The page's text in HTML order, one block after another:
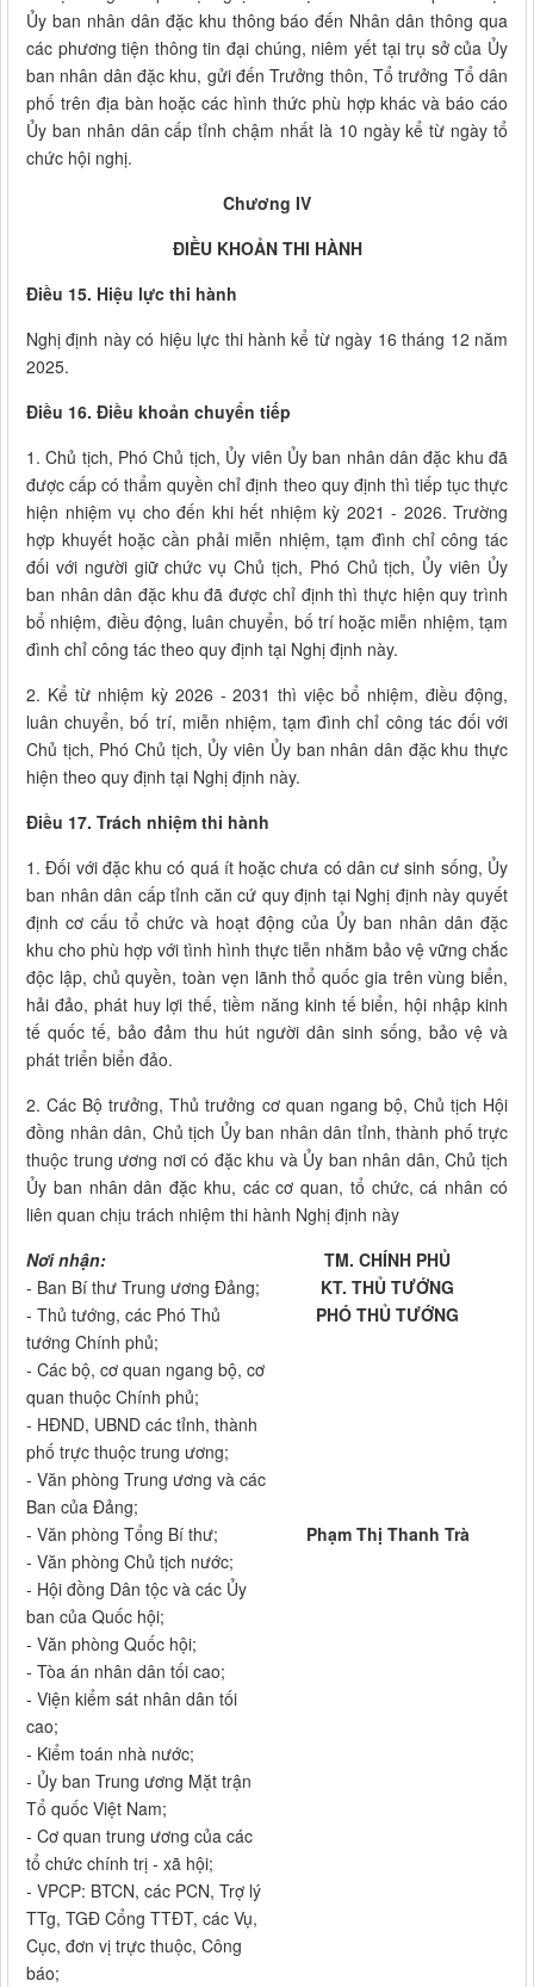
Ủy ban nhân dân đặc khu thông báo đến Nhân dân thông qua
các phương tiện thông tin đại chúng, niêm yết tại trụ sở của Ủy
ban nhân dân đặc khu, gửi đến Trưởng thôn, Tổ trưởng Tổ dân
phố trên địa bàn hoặc các hình thức phù hợp khác và báo cáo
Ủy ban nhân dân cấp tỉnh chậm nhất là 10 ngày kể từ ngày tổ
chức hội nghị.
Chương IV
ĐIỀU KHOẢN THI HÀNH
Điều 15. Hiệu lực thi hành
Nghị định này có hiệu lực thi hành kể từ ngày 16 tháng 12 năm
2025.
Điều 16. Điều khoản chuyển tiếp
1. Chủ tịch, Phó Chủ tịch, Ủy viên Ủy ban nhân dân đặc khu đã
được cấp có thẩm quyền chỉ định theo quy định thì tiếp tục thực
hiện nhiệm vụ cho đến khi hết nhiệm kỳ 2021 - 2026. Trường
hợp khuyết hoặc cần phải miễn nhiệm, tạm đình chỉ công tác
đối với người giữ chức vụ Chủ tịch, Phó Chủ tịch, Ủy viên Ủy
ban nhân dân đặc khu đã được chỉ định thì thực hiện quy trình
bổ nhiệm, điều động, luân chuyển, bố trí hoặc miễn nhiệm, tạm
đình chỉ công tác theo quy định tại Nghị định này.
2. Kể từ nhiệm kỳ 2026 - 2031 thì việc bổ nhiệm, điều động,
luân chuyển, bố trí, miễn nhiệm, tạm đình chỉ công tác đối với
Chủ tịch, Phó Chủ tịch, Ủy viên Ủy ban nhân dân đặc khu thực
hiện theo quy định tại Nghị định này.
Điều 17. Trách nhiệm thi hành
1. Đối với đặc khu có quá ít hoặc chưa có dân cư sinh sống, Ủy
ban nhân dân cấp tỉnh căn cứ quy định tại Nghị định này quyết
định cơ cấu tổ chức và hoạt động của Ủy ban nhân dân đặc
khu cho phù hợp với tình hình thực tiễn nhằm bảo vệ vững chắc
độc lập, chủ quyền, toàn vẹn lãnh thổ quốc gia trên vùng biển,
hải đảo, phát huy lợi thế, tiềm năng kinh tế biển, hội nhập kinh
tế quốc tế, bảo đảm thu hút người dân sinh sống, bảo vệ và
phát triển biển đảo.
2. Các Bộ trưởng, Thủ trưởng cơ quan ngang bộ, Chủ tịch Hội
đồng nhân dân, Chủ tịch Ủy ban nhân dân tỉnh, thành phố trực
thuộc trung ương nơi có đặc khu và Ủy ban nhân dân, Chủ tịch
Ủy ban nhân dân đặc khu, các cơ quan, tổ chức, cá nhân có
liên quan chịu trách nhiệm thi hành Nghị định này
Nơi nhận:
- Ban Bí thư Trung ương Đảng;
- Thủ tướng, các Phó Thủ
tướng Chính phủ;
- Các bộ, cơ quan ngang bộ, cơ
quan thuộc Chính phủ;
- HĐND, UBND các tỉnh, thành
phố trực thuộc trung ương;
- Văn phòng Trung ương và các
Ban của Đảng;
- Văn phòng Tổng Bí thư;
- Văn phòng Chủ tịch nước;
- Hội đồng Dân tộc và các Ủy
ban của Quốc hội;
- Văn phòng Quốc hội;
- Tòa án nhân dân tối cao;
- Viện kiểm sát nhân dân tối
cao;
- Kiểm toán nhà nước;
- Ủy ban Trung ương Mặt trận
Tổ quốc Việt Nam;
- Cơ quan trung ương của các
tổ chức chính trị - xã hội;
- VPCP: BTCN, các PCN, Trợ lý
TTg, TGĐ Cổng TTĐT, các Vụ,
Cục, đơn vị trực thuộc, Công
báo;
TM. CHÍNH PHỦ
KT. THỦ TƯỚNG
PHÓ THỦ TƯỚNG
Phạm Thị Thanh Trà